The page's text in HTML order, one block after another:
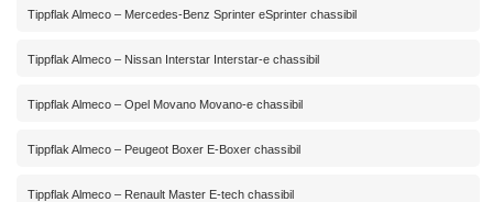
Tippflak Almeco – Mercedes-Benz Sprinter eSprinter chassibil
Tippflak Almeco – Nissan Interstar Interstar-e chassibil
Tippflak Almeco – Opel Movano Movano-e chassibil
Tippflak Almeco – Peugeot Boxer E-Boxer chassibil
Tippflak Almeco – Renault Master E-tech chassibil